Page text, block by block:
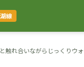
線
触れ合いながらじっくりウ